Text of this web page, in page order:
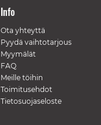
Info
Ota yhteyttä
Pyydä vaihtotarjous
Myymälät
FAQ
Meille töihin
Toimitusehdot
Tietosuojaseloste